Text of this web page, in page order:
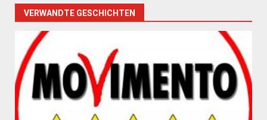
VERWANDTE GESCHICHTEN